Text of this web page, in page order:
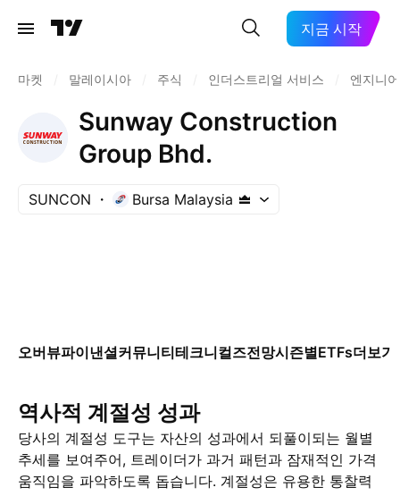
지금 시작
마켓 말레이시아 주식 인더스트리얼 서비스 엔지니
Sunway Construction
Group Bhd.
SUNCON Bursa Malaysia
오버뷰파이낸셜커뮤니티테크니컬즈전망시즌별ETFs더보기
역사적 계절성 성과
당사의 계절성 도구는 자산의 성과에서 되풀이되는 월별
추세를 보여주어, 트레이더가 과거 패턴과 잠재적인 가격
움직임을 파악하도록 돕습니다. 계절성은 유용한 통찰력